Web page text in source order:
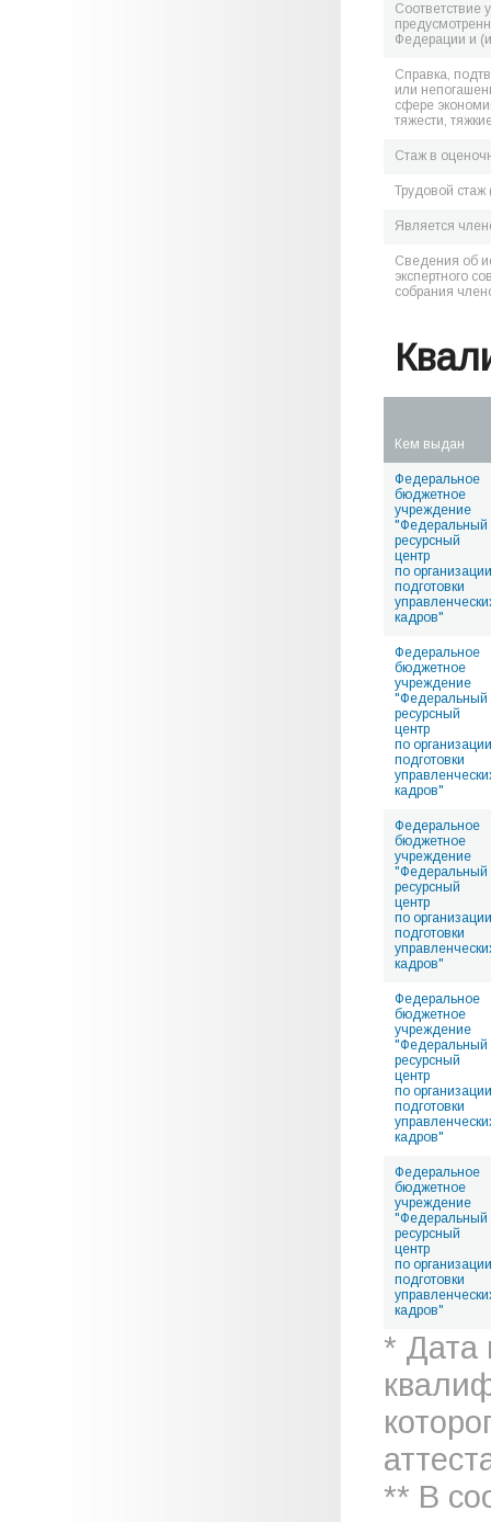
Соответствие
Федерации и
Справка,
или
сфере
тяжести,
Стаж в
Трудовой стаж
Является
Сведения об
экспертного
собрания
Кем выдан
Федеральное
бюджетное
учреждение
"Федеральный
ресурсный
центр
по организации
подготовки
кадров"
Федеральное
бюджетное
учреждение
"Федеральный
ресурсный
центр
по организации
подготовки
кадров"
Федеральное
бюджетное
учреждение
"Федеральный
ресурсный
центр
по организации
подготовки
кадров"
Федеральное
бюджетное
учреждение
"Федеральный
ресурсный
центр
по организации
подготовки
кадров"
Федеральное
бюджетное
учреждение
"Федеральный
ресурсный
центр
по организации
подготовки
кадров"
* Дата
** В